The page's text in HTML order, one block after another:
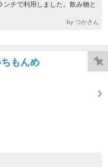
チで利用しました。飲み物と
by つかさん
もんめ